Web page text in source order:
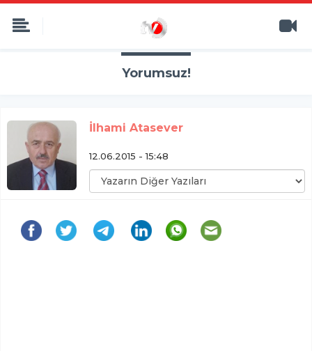
Yorumsuz!
İlhami Atasever
12.06.2015 - 15:48